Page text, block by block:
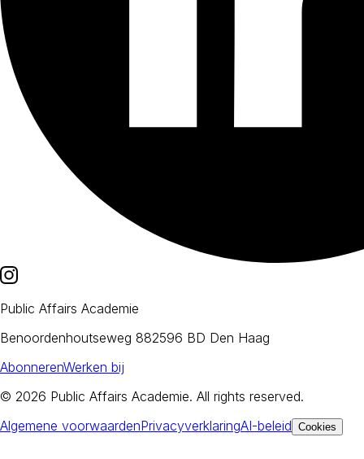
Public Affairs Academie
Benoordenhoutseweg 882596 BD Den Haag
AbonnerenWerken bij
© 2026 Public Affairs Academie. All rights reserved.
Algemene voorwaardenPrivacyverklaringAI-beleid Cookies